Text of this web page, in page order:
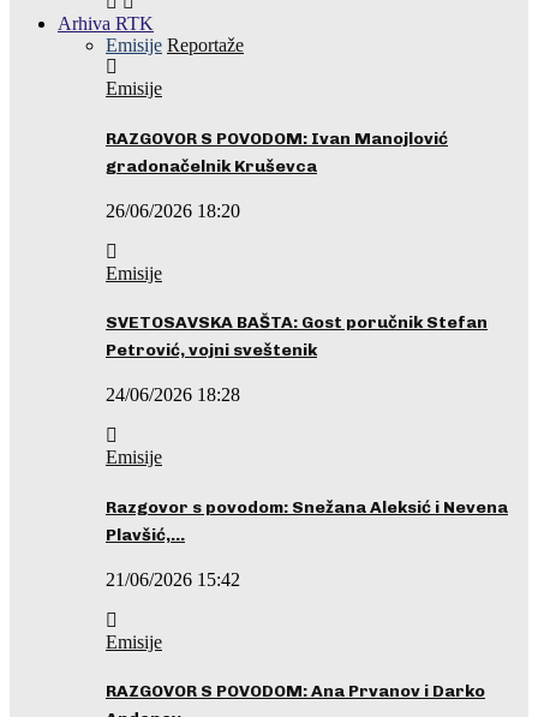
Arhiva RTK
Emisije Reportaže
Emisije
RAZGOVOR S POVODOM: Ivan Manojlović
gradonačelnik Kruševca
26/06/2026 18:20
Emisije
SVETOSAVSKA BAŠTA: Gost poručnik Stefan
Petrović, vojni sveštenik
24/06/2026 18:28
Emisije
Razgovor s povodom: Snežana Aleksić i Nevena
Plavšić,…
21/06/2026 15:42
Emisije
RAZGOVOR S POVODOM: Ana Prvanov i Darko